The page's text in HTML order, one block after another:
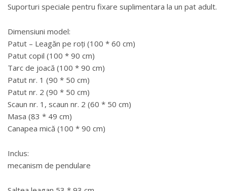
Suporturi speciale pentru fixare suplimentara la un pat adult.
Dimensiuni model:
Patut – Leagăn pe roți (100 * 60 cm)
Patut copil (100 * 90 cm)
Tarc de joacă (100 * 90 cm)
Patut nr. 1 (90 * 50 cm)
Patut nr. 2 (90 * 50 cm)
Scaun nr. 1, scaun nr. 2 (60 * 50 cm)
Masa (83 * 49 cm)
Canapea mică (100 * 90 cm)
Inclus:
mecanism de pendulare